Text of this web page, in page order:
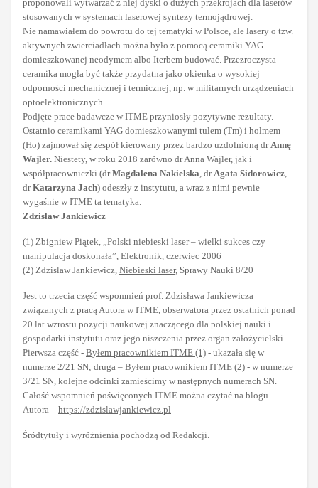
proponowali wytwarzać z niej dyski o dużych przekrojach dla laserów
stosowanych w systemach laserowej syntezy termojądrowej.
Nie namawiałem do powrotu do tej tematyki w Polsce, ale lasery o tzw.
aktywnych zwierciadłach można było z pomocą ceramiki YAG
domieszkowanej neodymem albo Iterbem budować. Przezroczysta
ceramika mogła być także przydatna jako okienka o wysokiej
odporności mechanicznej i termicznej, np. w militarnych urządzeniach
optoelektronicznych.
Podjęte prace badawcze w ITME przyniosły pozytywne rezultaty.
Ostatnio ceramikami YAG domieszkowanymi tulem (Tm) i holmem
(Ho) zajmował się zespół kierowany przez bardzo uzdolnioną drAnnę
Wajler. Niestety, w roku 2018 zarówno dr Anna Wajler, jak i
współpracowniczki (drMagdalena Nakielska, drAgata Sidorowicz,
drKatarzyna Jach) odeszły z instytutu, a wraz z nimi pewnie
wygaśnie w ITME ta tematyka.
Zdzisław Jankiewicz
(1) Zbigniew Piątek, „Polski niebieski laser – wielki sukces czy
manipulacja doskonała”, Elektronik, czerwiec 2006
(2) Zdzisław Jankiewicz, Niebieski laser, Sprawy Nauki 8/20
Jest to trzecia część wspomnień prof. Zdzisława Jankiewicza
związanych z pracą Autora w ITME, obserwatora przez ostatnich ponad
20 lat wzrostu pozycji naukowej znaczącego dla polskiej nauki i
gospodarki instytutu oraz jego niszczenia przez organ założycielski.
Pierwsza część - Byłem pracownikiem ITME (1) - ukazała się w
numerze 2/21 SN; druga – Byłem pracownikiem ITME (2) - w numerze
3/21 SN, kolejne odcinki zamieścimy w następnych numerach SN.
Całość wspomnień poświęconych ITME można czytać na blogu
Autora – https://zdzislawjankiewicz.pl
Śródtytuły i wyróżnienia pochodzą od Redakcji.